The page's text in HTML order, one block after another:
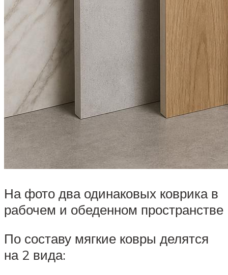
На фото два одинаковых коврика в
рабочем и обеденном пространстве
По составу мягкие ковры делятся
на 2 вида: